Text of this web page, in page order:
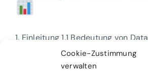
Cookie-Zustimmung
verwalten
1. Einleitung 1.1 Bedeutung von
digitalen Zeitalter [...]